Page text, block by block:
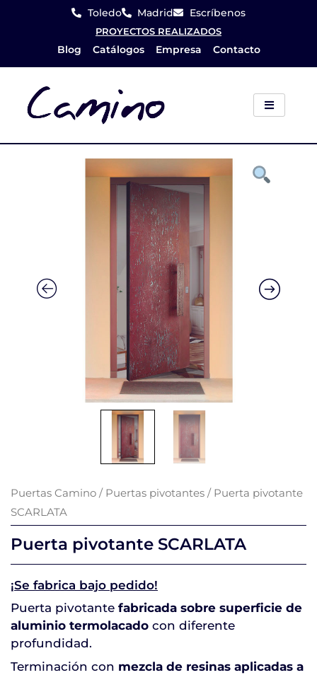
Toledo Madrid Escríbenos
PROYECTOS REALIZADOS
Blog Catálogos Empresa Contacto
Puertas Camino / Puertas pivotantes / Puerta pivotante
SCARLATA
Puerta pivotante SCARLATA
¡Se fabrica bajo pedido!
Puerta pivotante fabricada sobre superficie de
aluminio termolacado con diferente
profundidad.
Terminación con mezcla de resinas aplicadas a